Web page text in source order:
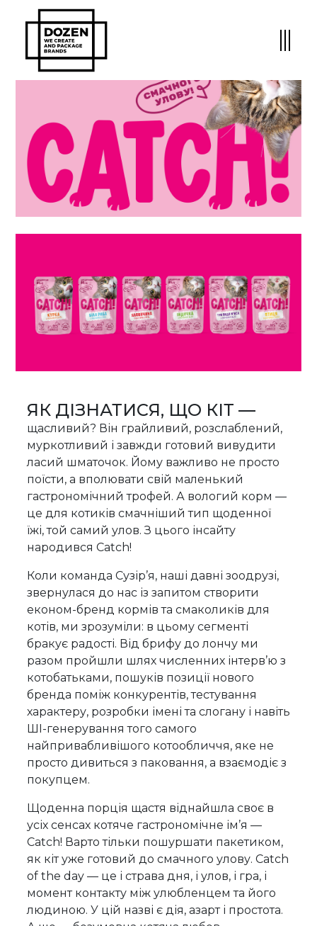
ЯК ДІЗНАТИСЯ, ЩО КІТ —
щасливий? Він грайливий, розслаблений,
муркотливий і завжди готовий вивудити
ласий шматочок. Йому важливо не просто
поїсти, а вполювати свій маленький
гастрономічний трофей. А вологий корм —
це для котиків смачніший тип щоденної
їжі, той самий улов. З цього інсайту
народився Catch!
Коли команда Сузір’я, наші давні зоодрузі,
звернулася до нас із запитом створити
економ-бренд кормів та смаколиків для
котів, ми зрозуміли: в цьому сегменті
бракує радості. Від брифу до лончу ми
разом пройшли шлях численних інтерв’ю з
котобатьками, пошуків позиції нового
бренда поміж конкурентів, тестування
характеру, розробки імені та слогану і навіть
ШІ-генерування того самого
найпривабливішого котообличчя, яке не
просто дивиться з паковання, а взаємодіє з
покупцем.
Щоденна порція щастя віднайшла своє в
усіх сенсах котяче гастрономічне ім’я —
Catch! Варто тільки пошуршати пакетиком,
як кіт уже готовий до смачного улову. Catch
of the day — це і страва дня, і улов, і гра, і
момент контакту між улюбленцем та його
людиною. У цій назві є дія, азарт і простота.